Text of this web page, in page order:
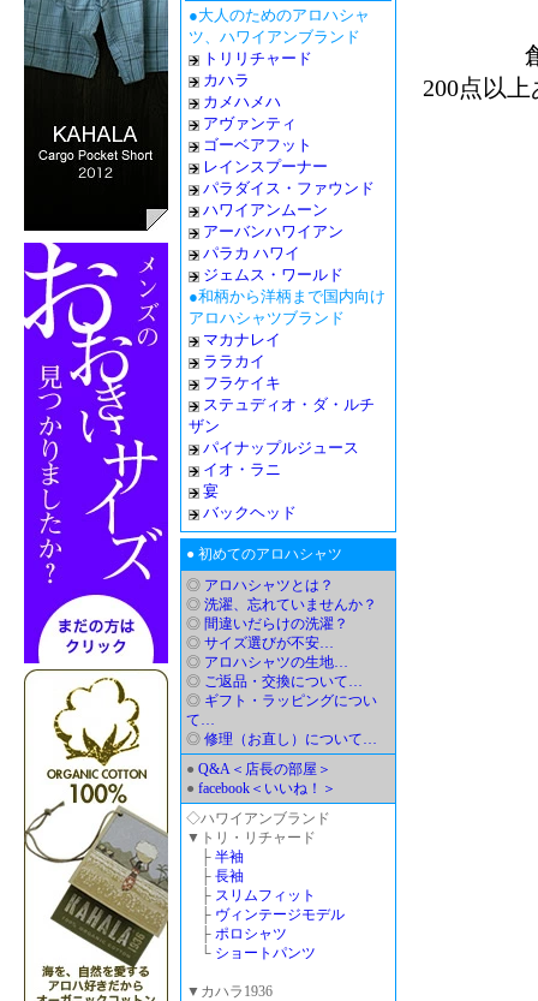
●大人のためのアロハシャ
ツ、ハワイアンブランド
トリリチャード
カハラ
カメハメハ
アヴァンティ
ゴーベアフット
レインスプーナー
パラダイス・ファウンド
ハワイアンムーン
アーバンハワイアン
パラカ ハワイ
ジェムス・ワールド
●和柄から洋柄まで国内向け
アロハシャツブランド
マカナレイ
ララカイ
フラケイキ
ステュディオ・ダ・ルチ
ザン
パイナップルジュース
イオ・ラニ
宴
バックヘッド
● 初めてのアロハシャツ
◎ アロハシャツとは？
◎ 洗濯、忘れていませんか？
◎ 間違いだらけの洗濯？
◎ サイズ選びが不安…
◎ アロハシャツの生地…
◎ ご返品・交換について…
◎ ギフト・ラッピングについ
て…
◎ 修理（お直し）について…
● Q&A＜店長の部屋＞
● facebook＜いいね！＞
◇ハワイアンブランド
▼トリ・リチャード
├ 半袖
├ 長袖
├ スリムフィット
├ ヴィンテージモデル
├ ポロシャツ
└ ショートパンツ
▼カハラ1936
200点以